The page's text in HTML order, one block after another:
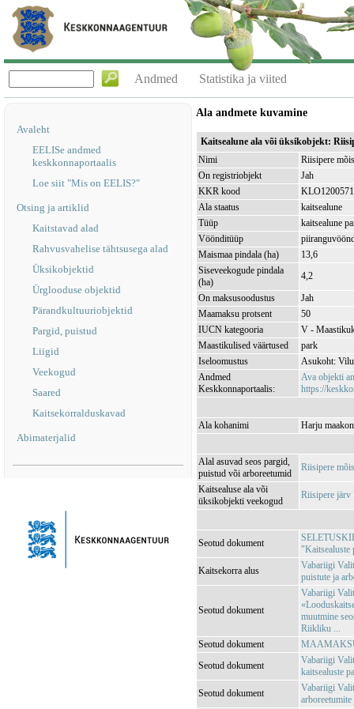
Andmed Statistika ja viited
Avaleht
EELISe andmed
keskkonnaportaalis
Loe siit "Mis on EELIS?"
Otsing ja artiklid
Kaitstavad alad
Rahvusvahelise tähtsusega alad
Üksikobjektid
Ürglooduse objektid
Pärandkultuuriobjektid
Pargid, puistud
Liigid
Veekogud
Saared
Kaitsekorralduskavad
Abimaterjalid
Ala andmete kuvamine
Kaitsealune ala või üksikobjekt:
Nimi
Riisipere
On registriobjekt
Jah
KKR kood
KLO1200571
Ala staatus
kaitsealune
Tüüp
kaitsealune
Vöönditüüp
Maismaa pindala (ha)
13,6
Siseveekogude pindala
(ha)
4,2
On maksusoodustus
Jah
Maamaksu protsent
50
IUCN kategooria
V -
Maastikulised väärtused
park
Iseloomustus
Asukoht:
Andmed
Keskkonnaportaalis:
Ava objekti
https://
Ala kohanimi Harju
Alal asuvad seos pargid,
puistud või arboreetumid
Riisipere
Kaitsealuse ala või
üksikobjekti veekogud
Riisipere järv
Seotud dokument
"Kaitsealuste
Kaitsekorra alus
Vabariigi
puistute ja
Seotud dokument
Vabariigi
muutmine
Riikliku ...
Seotud dokument
Seotud dokument
Vabariigi
kaitsealuste
Seotud dokument
Vabariigi